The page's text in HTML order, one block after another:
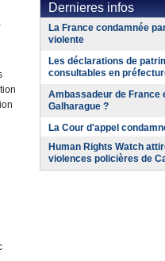
Dernieres infos
La France condamnée
violente
Les déclarations de
consultables en
Ambassadeur de France
Galharague ?
La Cour d'appel
Human Rights Watch
violences policières de